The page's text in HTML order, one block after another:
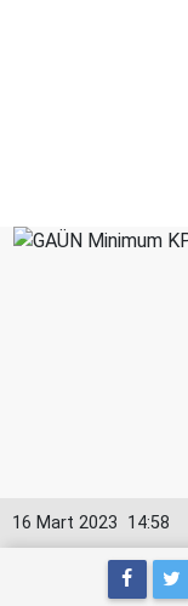
14:58
16 Mart 2023